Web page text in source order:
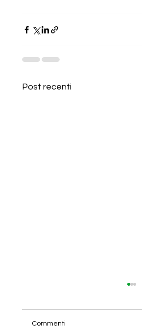
Post recenti
Commenti